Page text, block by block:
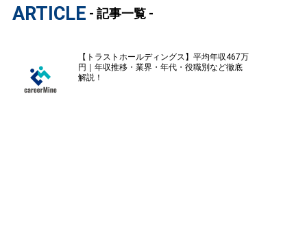
ARTICLE - 記事一覧 -
【トラストホールディングス】平均年収467万
円｜年収推移・業界・年代・役職別など徹底
解説！